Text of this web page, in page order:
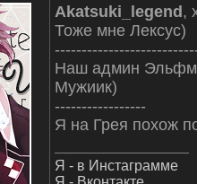
Akatsuki_legend,
Тоже мне Лексус)
Наш админ
Мужиик)
-----------------
Я на Грея похож
Я - в Инстаграмме